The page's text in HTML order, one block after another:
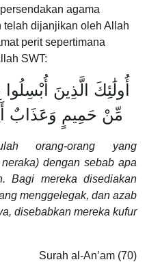
agama
telah dijanjikan oleh Allah
perit sepertimana
SWT:
أُولَٰئِكَ الَّذِينَ
مِّنْ حَمِيمٍ وَعَذَابٌ
orang-orang yang
dengan sebab apa
Bagi mereka disediakan
menggelegak, dan azab
disebabkan mereka kufur
Surah al-An’am (70)